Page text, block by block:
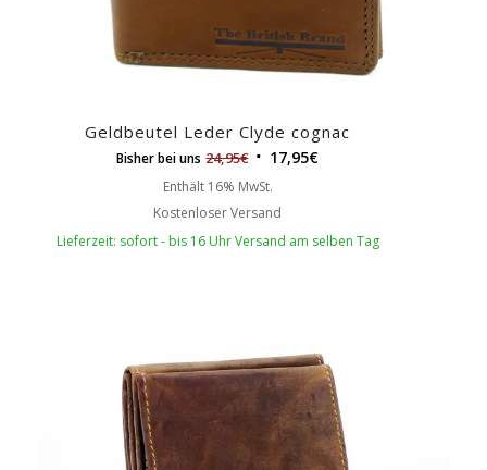
Geldbeutel Leder Clyde cognac
Bisher bei uns 24,95€ 17,95€
Enthält 16% MwSt.
Kostenloser Versand
Lieferzeit: sofort - bis 16 Uhr Versand am selben Tag